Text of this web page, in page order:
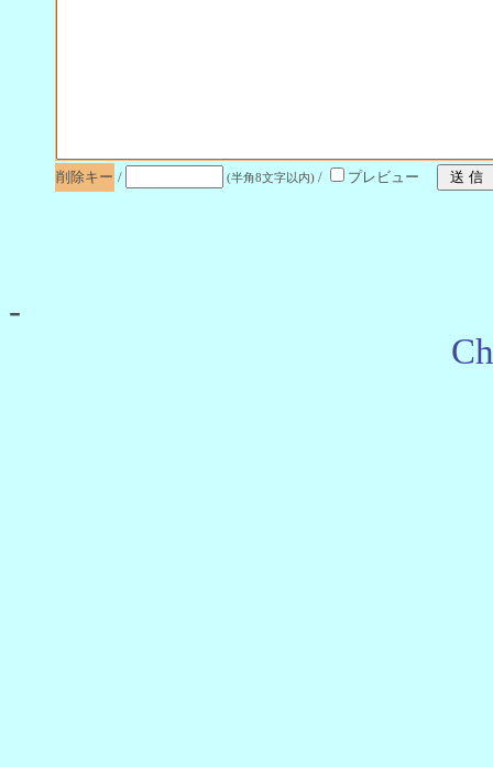
削除キー / (半角8文字以内) / プレビュー
-